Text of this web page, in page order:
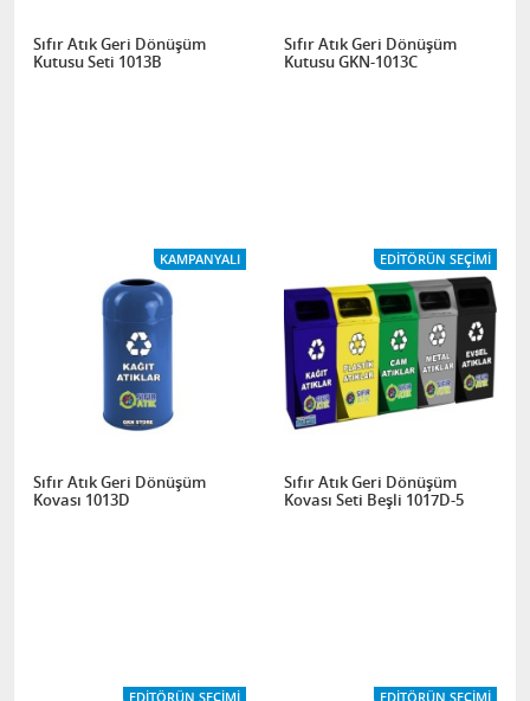
Sıfır Atık Geri Dönüşüm
Kutusu Seti 1013B
Sıfır Atık Geri Dönüşüm
Kutusu GKN-1013C
KAMPANYALI
Sıfır Atık Geri Dönüşüm
Kovası 1013D
EDITÖRÜN SEÇIMI
Sıfır Atık Geri Dönüşüm
Kovası Seti Beşli 1017D-5
EDITÖRÜN SEÇIMI EDITÖRÜN SEÇIMI